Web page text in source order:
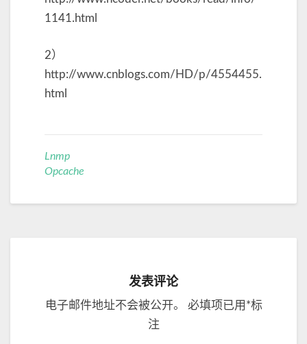
1141.html
2）
http://www.cnblogs.com/HD/p/4554455.
html
Lnmp
Opcache
发表评论
电子邮件地址不会被公开。 必填项已用 *标
注